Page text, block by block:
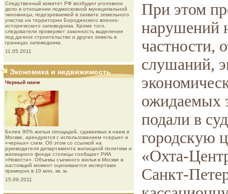
Следственный комитет РФ возбудил уголовное
дело в отношении подмосковной муниципальной
чиновницы, подозреваемой в захвате земельного
участка на территории Бородинского военно-
исторического заповедника. Кроме того,
следователи проверяют законность выделения
под дачное строительство и других земель в
границах заповедника.
11.05.2011
Экономика и недвижимость
Черный наем
Более 90% жилых площадей, сдаваемых в наем в
Москве, арендуются с использованием «серых» и
«черных» схем. Об этом со ссылкой на
руководителя департамента жилищной политики и
жилищного фонда столицы сообщает РИА
«Новости». Объемы съемного жилья в Москве в
настоящий момент оцениваются экспертами
примерно в 10 млн. кв. м.
15.09.2011
При этом
нарушений
частности,
слушаний,
ожидаемых
подали в
городскую
«Охта-
Санкт-